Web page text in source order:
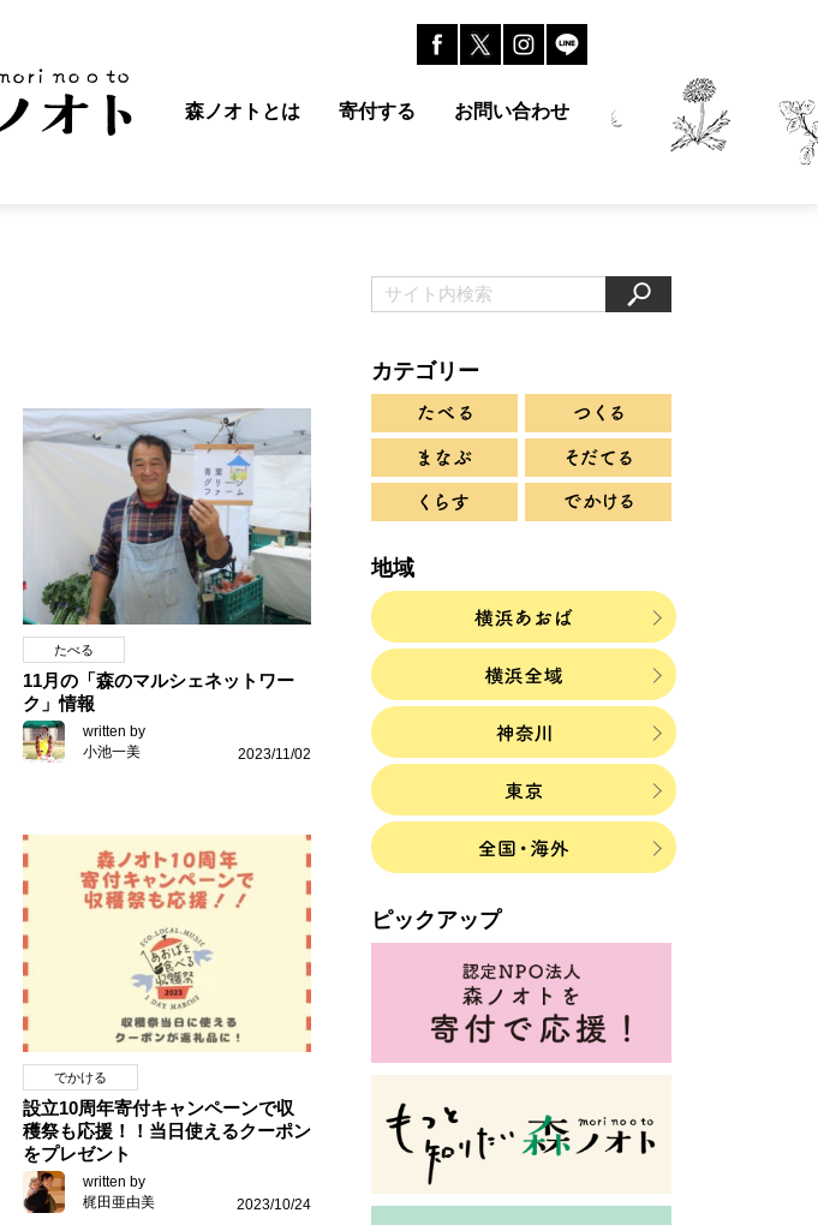
森ノオトとは 寄付する お問い合わせ
たべる
11月の「森のマルシェネットワー
ク」情報
written by
小池一美
2023/11/02
でかける
設立10周年寄付キャンペーンで収
穫祭も応援！！当日使えるクーポン
をプレゼント
written by
梶田亜由美
2023/10/24
カテゴリー
地域
ピックアップ